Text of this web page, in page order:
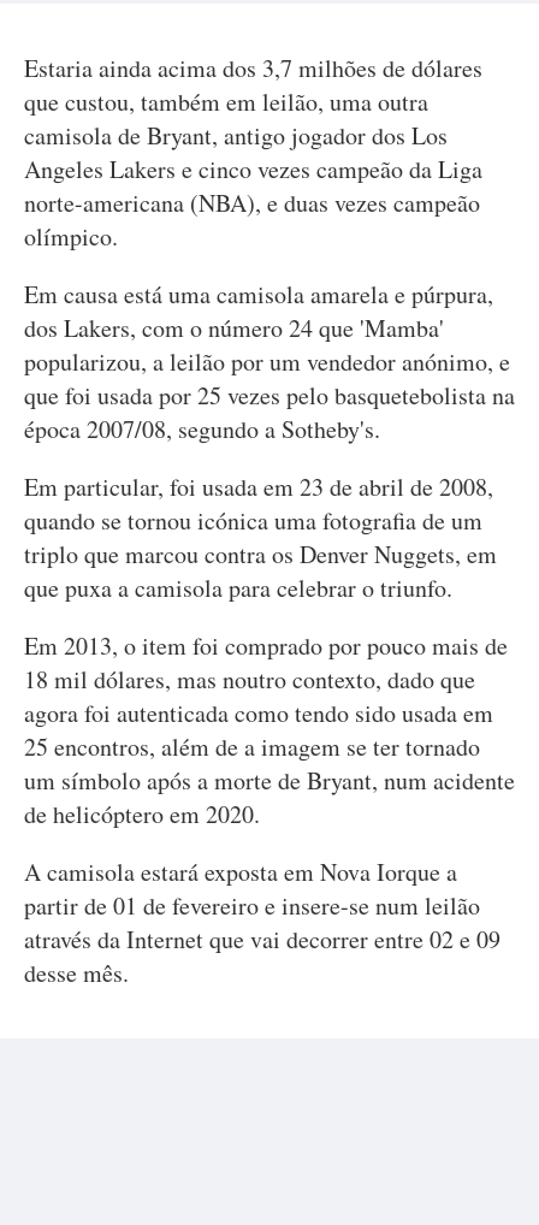
Estaria ainda acima dos 3,7 milhões de dólares
que custou, também em leilão, uma outra
camisola de Bryant, antigo jogador dos Los
Angeles Lakers e cinco vezes campeão da Liga
norte-americana (NBA), e duas vezes campeão
olímpico.
Em causa está uma camisola amarela e púrpura,
dos Lakers, com o número 24 que 'Mamba'
popularizou, a leilão por um vendedor anónimo, e
que foi usada por 25 vezes pelo basquetebolista na
época 2007/08, segundo a Sotheby's.
Em particular, foi usada em 23 de abril de 2008,
quando se tornou icónica uma fotografia de um
triplo que marcou contra os Denver Nuggets, em
que puxa a camisola para celebrar o triunfo.
Em 2013, o item foi comprado por pouco mais de
18 mil dólares, mas noutro contexto, dado que
agora foi autenticada como tendo sido usada em
25 encontros, além de a imagem se ter tornado
um símbolo após a morte de Bryant, num acidente
de helicóptero em 2020.
A camisola estará exposta em Nova Iorque a
partir de 01 de fevereiro e insere-se num leilão
através da Internet que vai decorrer entre 02 e 09
desse mês.